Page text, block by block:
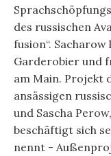
des russischen
fusion“.
Garderobier und
am Main. Projekt
ansässigen
und Sascha
beschäftigt sich
nennt -